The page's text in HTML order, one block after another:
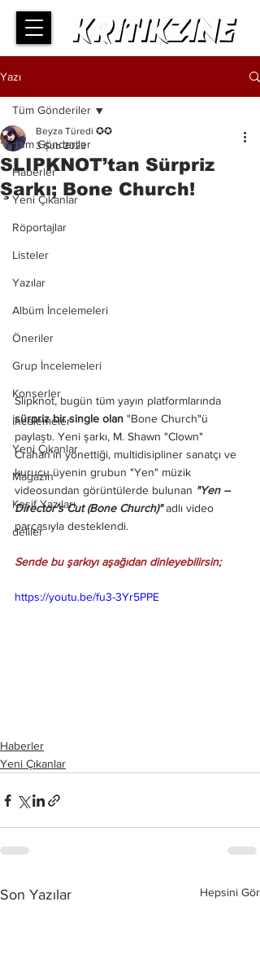
Yazı
Tüm Gönderiler
Haberler
Yeni Çıkanlar
Röportajlar
Listeler
Yazılar
Albüm İncelemeleri
Öneriler
Grup İncelemeleri
Konserler
İncelemeler
Yeni Çıkanlar
Magazin
Keşif Yazıları
deliler
Tüm Gönderiler
SLIPKNOT’tan Sürpriz
Şarkı; Bone Church!
Beyza Türedi ✪✪
3 Şub 2023
Slipknot, bugün tüm yayın platformlarında
sürpriz bir single olan "Bone Church"ü
paylaştı. Yeni şarkı, M. Shawn "Clown"
Crahan'ın yönettiği, multidisipliner sanatçı ve
kurucu üyenin grubun "Yen" müzik
videosundan görüntülerde bulunan "Yen –
Director's Cut (Bone Church)" adlı video
parçasıyla desteklendi.
Sende bu şarkıyı aşağıdan dinleyebilirsin;
https://youtu.be/fu3-3Yr5PPE
Haberler
Yeni Çıkanlar
Son Yazılar Hepsini Gör